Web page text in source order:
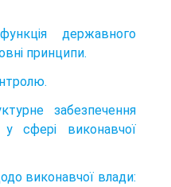
державного
принципи.
забезпечення
сфері виконавчої
виконавчої влади: